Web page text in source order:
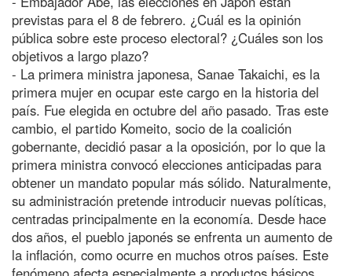
previstas para el 8 de febrero. ¿Cuál es la opinión
pública sobre este proceso electoral? ¿Cuáles son los
objetivos a largo plazo?
- La primera ministra japonesa, Sanae Takaichi, es la
primera mujer en ocupar este cargo en la historia del
país. Fue elegida en octubre del año pasado. Tras este
cambio, el partido Komeito, socio de la coalición
gobernante, decidió pasar a la oposición, por lo que la
primera ministra convocó elecciones anticipadas para
obtener un mandato popular más sólido. Naturalmente,
su administración pretende introducir nuevas políticas,
centradas principalmente en la economía. Desde hace
dos años, el pueblo japonés se enfrenta un aumento de
la inflación, como ocurre en muchos otros países. Este